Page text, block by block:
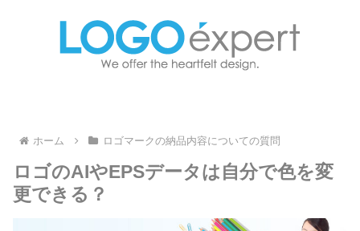
ホーム ロゴマークの納品内容についての質問
ロゴのAIやEPSデータは自分で色を変
更できる？